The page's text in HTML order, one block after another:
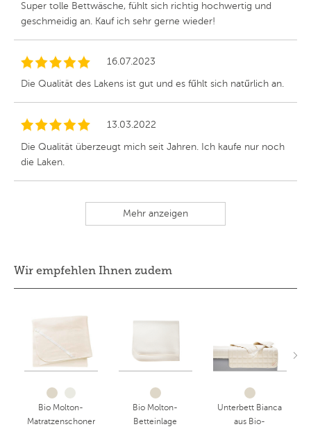
Super tolle Bettwäsche, fühlt sich richtig hochwertig und
geschmeidig an. Kauf ich sehr gerne wieder!
16.07.2023
Die Qualität des Lakens ist gut und es fűhlt sich natűrlich an.
13.03.2022
Die Qualität überzeugt mich seit Jahren. Ich kaufe nur noch
die Laken.
Mehr anzeigen
Wir empfehlen Ihnen zudem
Bio Molton-
Matratzenschoner
Bio Molton-
Betteinlage
Unterbett Bianca
aus Bio-